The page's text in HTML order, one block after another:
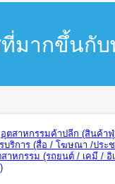
มากขึ้นกับ
อุตสาหกรรมค้าปลีก (สินค้า
บริการ (สื่อ / โฆษณา /ประ
สาหกรรม (รถยนต์ / เคมี /